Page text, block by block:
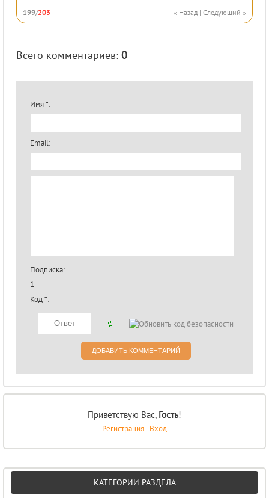
« Назад| Следующий »
199/203
Всего комментариев: 0
Имя *:
Email:
Подписка:
1
Код *:
Приветствую Вас, Гость!
Регистрация | Вход
КАТЕГОРИИ РАЗДЕЛА